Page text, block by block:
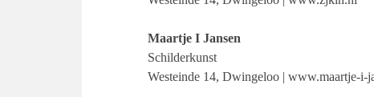
Maartje I Jansen
Schilderkunst
Westeinde 14, Dwingeloo | www.maartje-i-